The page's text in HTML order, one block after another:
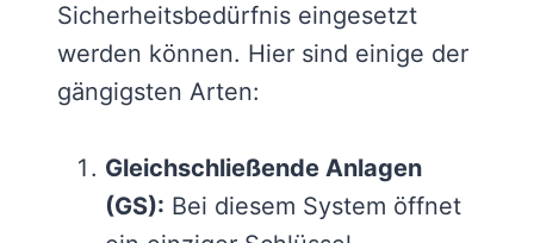
Sicherheitsbedürfnis eingesetzt
werden können. Hier sind einige der
gängigsten Arten:
Gleichschließende Anlagen
(GS): Bei diesem System öffnet